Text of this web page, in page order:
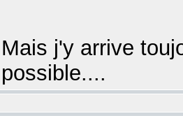
Mais j'y arrive
possible....